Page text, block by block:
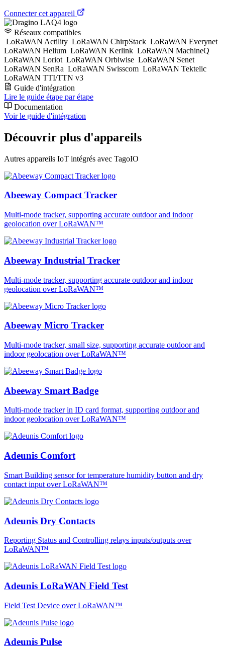
Connecter cet appareil
Réseaux compatibles
LoRaWAN Actility LoRaWAN ChirpStack LoRaWAN Everynet
LoRaWAN Helium LoRaWAN Kerlink LoRaWAN MachineQ
LoRaWAN Loriot LoRaWAN Orbiwise LoRaWAN Senet
LoRaWAN SenRa LoRaWAN Swisscom LoRaWAN Tektelic
LoRaWAN TTI/TTN v3
Guide d'intégration
Lire le guide étape par étape
Documentation
Voir le guide d'intégration
Découvrir plus d'appareils
Autres appareils IoT intégrés avec TagoIO
Abeeway Compact Tracker
Multi-mode tracker, supporting accurate outdoor and indoor
geolocation over LoRaWAN™
Abeeway Industrial Tracker
Multi-mode tracker, supporting accurate outdoor and indoor
geolocation over LoRaWAN™
Abeeway Micro Tracker
Multi-mode tracker, small size, supporting accurate outdoor and
indoor geolocation over LoRaWAN™
Abeeway Smart Badge
Multi-mode tracker in ID card format, supporting outdoor and
indoor geolocation over LoRaWAN™
Adeunis Comfort
Smart Building sensor for temperature humidity button and dry
contact input over LoRaWAN™
Adeunis Dry Contacts
Reporting Status and Controlling relays inputs/outputs over
LoRaWAN™
Adeunis LoRaWAN Field Test
Field Test Device over LoRaWAN™
Adeunis Pulse